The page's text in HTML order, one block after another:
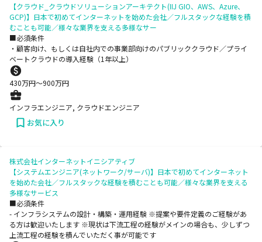
【クラウド_クラウドソリューションアーキテクト(IIJ GIO、AWS、Azure、
GCP)】日本で初めてインターネットを始めた会社／フルスタックな経験を積
むことも可能／様々な業界を支える多様なサー
■必須条件
・顧客向け、もしくは自社内での事業部向けのパブリッククラウド／プライ
ベートクラウドの導入経験（1年以上）
430万円〜900万円
インフラエンジニア, クラウドエンジニア
お気に入り
株式会社インターネットイニシアティブ
【システムエンジニア(ネットワーク/サーバ)】日本で初めてインターネット
を始めた会社／フルスタックな経験を積むことも可能／様々な業界を支える
多様なサービス
■必須条件
- インフラシステムの設計・構築・運用経験 ※提案や要件定義のご経験があ
る方は歓迎いたします ※現状は下流工程の経験がメインの場合も、少しずつ
上流工程の経験を積んでいただく事が可能です